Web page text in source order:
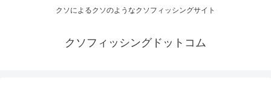
クソによるクソのようなクソフィッシングサイト
クソフィッシングドットコム